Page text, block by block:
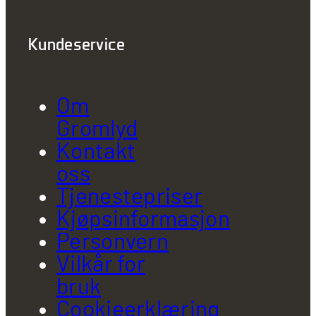
Kundeservice
Om
Gromlyd
Kontakt
oss
Tjenestepriser
Kjøpsinformasjon
Personvern
Vilkår for
bruk
Cookieerklæring